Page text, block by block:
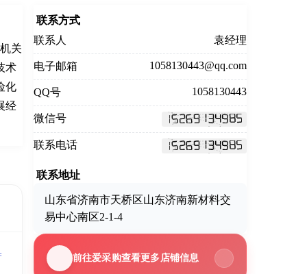
关
术
化
经
联系方式
联系人
袁经理
电子邮箱 1058130443@qq.com
QQ号 1058130443
微信号
联系电话
联系地址
山东省济南市天桥区山东济南新材料交
易中心南区2-1-4
前往爱采购查看更多店铺信息